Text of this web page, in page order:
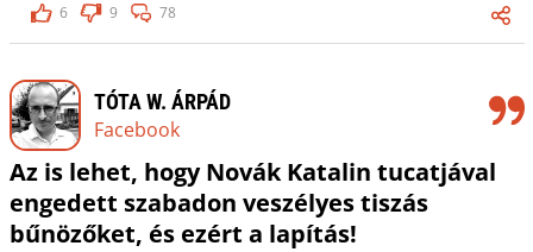
6
9 78
TÓTA W. ÁRPÁD
Facebook
Az is lehet, hogy Novák Katalin tucatjával
engedett szabadon veszélyes tiszás
bűnözőket, és ezért a lapítás!